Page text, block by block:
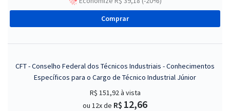
Comprar
CFT - Conselho Federal dos Técnicos Industriais - Conhecimentos
Específicos para o Cargo de Técnico Industrial Júnior
R$ 151,92à vista
ou 12x de R$ 12,66